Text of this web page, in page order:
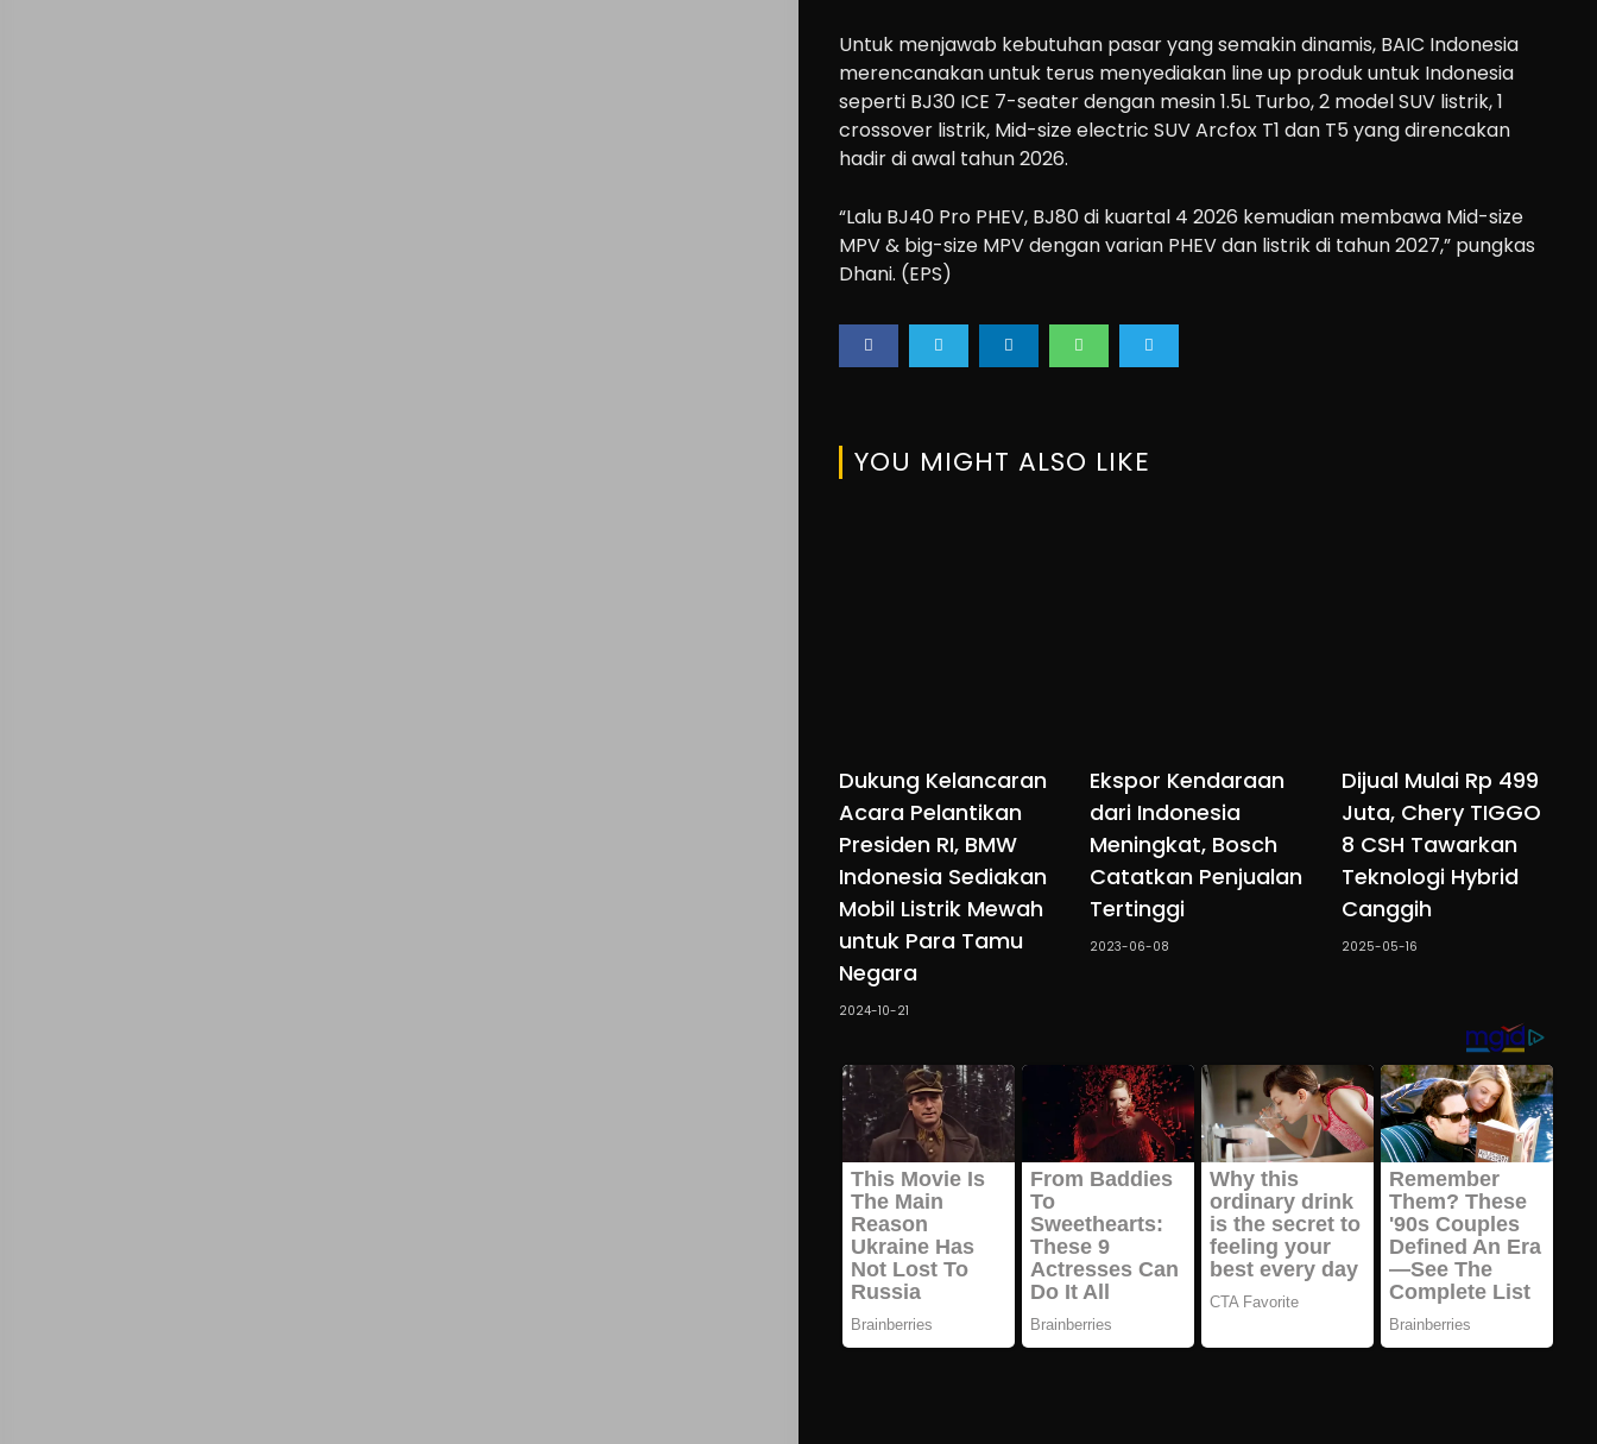
About
us
Untuk menjawab kebutuhan pasar yang semakin dinamis, BAIC Indonesia
merencanakan untuk terus menyediakan line up produk untuk Indonesia
seperti BJ30 ICE 7-seater dengan mesin 1.5L Turbo, 2 model SUV listrik, 1
crossover listrik, Mid-size electric SUV Arcfox T1 dan T5 yang direncakan
hadir di awal tahun 2026.
“Lalu BJ40 Pro PHEV, BJ80 di kuartal 4 2026 kemudian membawa Mid-size
MPV & big-size MPV dengan varian PHEV dan listrik di tahun 2027,” pungkas
Dhani. (EPS)
YOU MIGHT ALSO LIKE
Dukung Kelancaran
Acara Pelantikan
Presiden RI, BMW
Indonesia Sediakan
Mobil Listrik Mewah
untuk Para Tamu
Negara
2024-10-21
Ekspor Kendaraan
dari Indonesia
Meningkat, Bosch
Catatkan Penjualan
Tertinggi
2023-06-08
Dijual Mulai Rp 499
Juta, Chery TIGGO
8 CSH Tawarkan
Teknologi Hybrid
Canggih
2025-05-16